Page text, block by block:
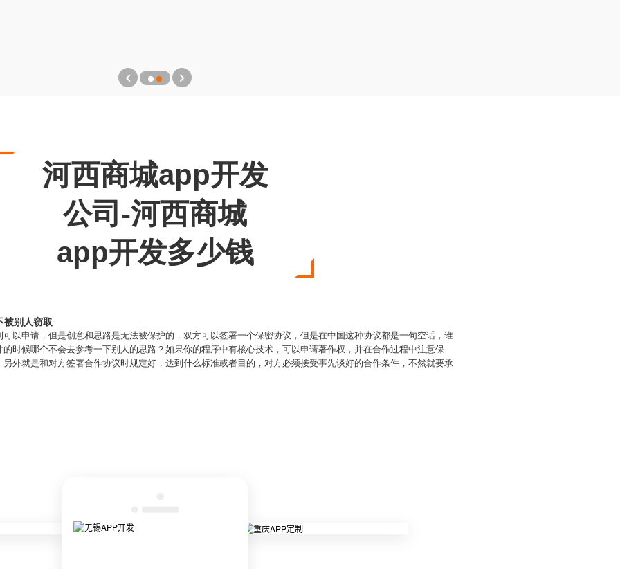
河西商城app开发
公司-河西商城
app开发多少钱
被别人窃取
以申请，但是创意和思路是无法被保护的，双方可以签署一个保密协议，但是在中国这种协议都是一句空话，谁
时候哪个不会去参考一下别人的思路？如果你的程序中有核心技术，可以申请著作权，并在合作过程中注意保
外就是和对方签署合作协议时规定好，达到什么标准或者目的，对方必须接受事先谈好的合作条件，不然就要承